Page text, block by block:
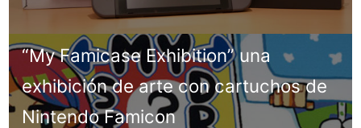
“My Famicase Exhibition” una
exhibición de arte con cartuchos de
Nintendo Famicon